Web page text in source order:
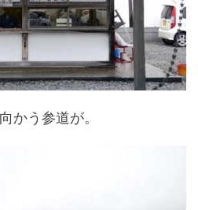
かう参道が。